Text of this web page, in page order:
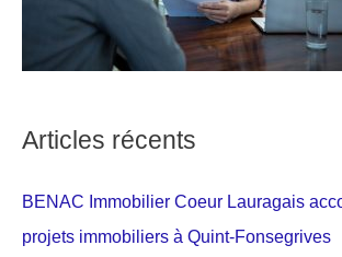
Articles récents
BENAC Immobilier Coeur Lauragais
projets immobiliers à Quint-Fonsegrives